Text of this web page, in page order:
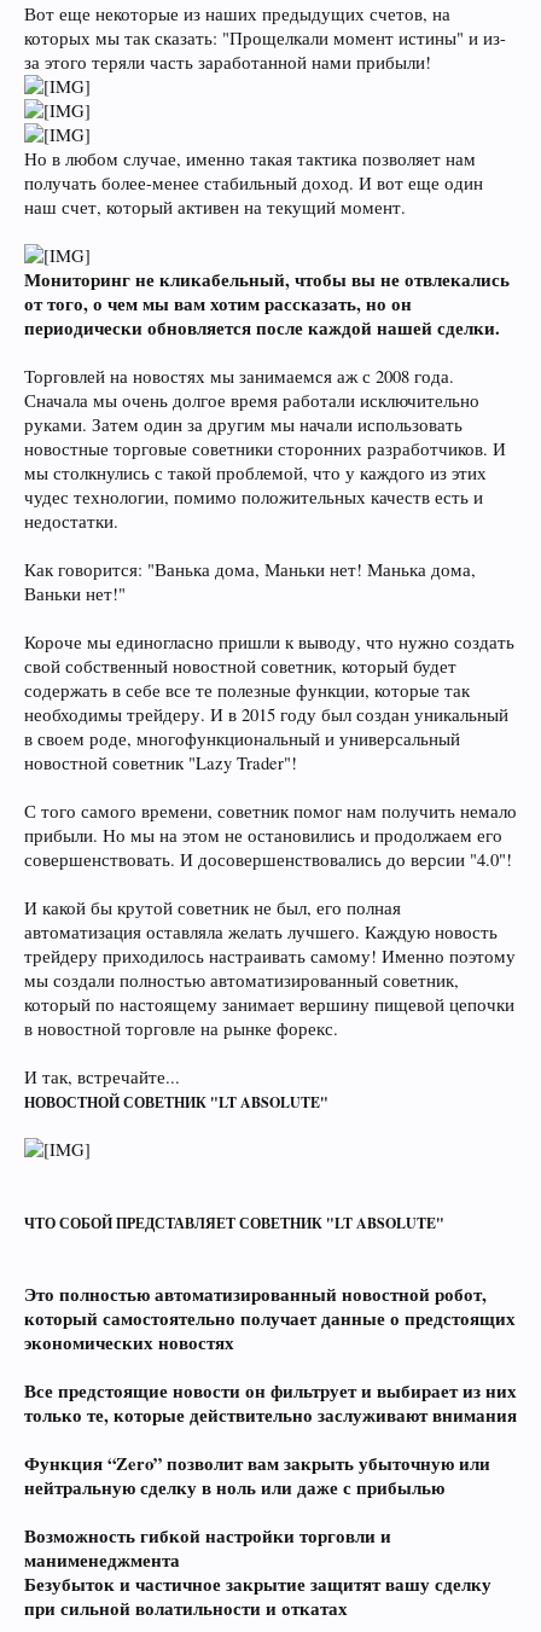
Вот еще некоторые из наших предыдущих счетов, на
которых мы так сказать: "Прощелкали момент истины" и из-
за этого теряли часть заработанной нами прибыли!
Но в любом случае, именно такая тактика позволяет нам
получать более-менее стабильный доход. И вот еще один
наш счет, который активен на текущий момент.
Мониторинг не кликабельный, чтобы вы не отвлекались
от того, о чем мы вам хотим рассказать, но он
периодически обновляется после каждой нашей сделки.
Торговлей на новостях мы занимаемся аж с 2008 года.
Сначала мы очень долгое время работали исключительно
руками. Затем один за другим мы начали использовать
новостные торговые советники сторонних разработчиков. И
мы столкнулись с такой проблемой, что у каждого из этих
чудес технологии, помимо положительных качеств есть и
недостатки.
Как говорится: "Ванька дома, Маньки нет! Манька дома,
Ваньки нет!"
Короче мы единогласно пришли к выводу, что нужно создать
свой собственный новостной советник, который будет
содержать в себе все те полезные функции, которые так
необходимы трейдеру. И в 2015 году был создан уникальный
в своем роде, многофункциональный и универсальный
новостной советник "Lazy Trader"!
С того самого времени, советник помог нам получить немало
прибыли. Но мы на этом не остановились и продолжаем его
совершенствовать. И досовершенствовались до версии "4.0"!
И какой бы крутой советник не был, его полная
автоматизация оставляла желать лучшего. Каждую новость
трейдеру приходилось настраивать самому! Именно поэтому
мы создали полностью автоматизированный советник,
который по настоящему занимает вершину пищевой цепочки
в новостной торговле на рынке форекс.
И так, встречайте...
НОВОСТНОЙ СОВЕТНИК "LT ABSOLUTE"
ЧТО СОБОЙ ПРЕДСТАВЛЯЕТ СОВЕТНИК "LT ABSOLUTE"
Это полностью автоматизированный новостной робот,
который самостоятельно получает данные о предстоящих
экономических новостях
Все предстоящие новости он фильтрует и выбирает из них
только те, которые действительно заслуживают внимания
Функция “Zero” позволит вам закрыть убыточную или
нейтральную сделку в ноль или даже с прибылью
Возможность гибкой настройки торговли и
манименеджмента
Безубыток и частичное закрытие защитят вашу сделку
при сильной волатильности и откатах